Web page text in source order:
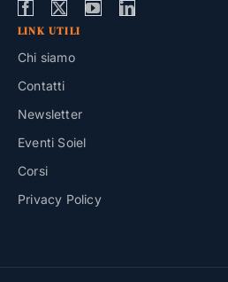
LINK UTILI
Chi siamo
Contatti
Newsletter
Eventi Soiel
Corsi
Privacy Policy